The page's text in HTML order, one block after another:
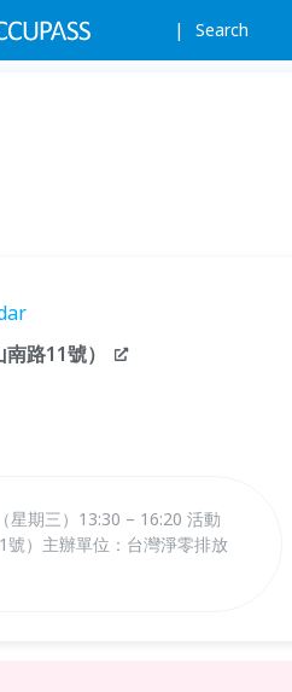
Search
路11號）​
星期三）13:30 – 16:20 活動
）​ 主辦單位：台灣淨零排放